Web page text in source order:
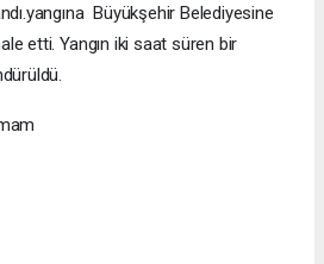
Büyükşehir Belediyesine
etti. Yangın iki saat süren bir